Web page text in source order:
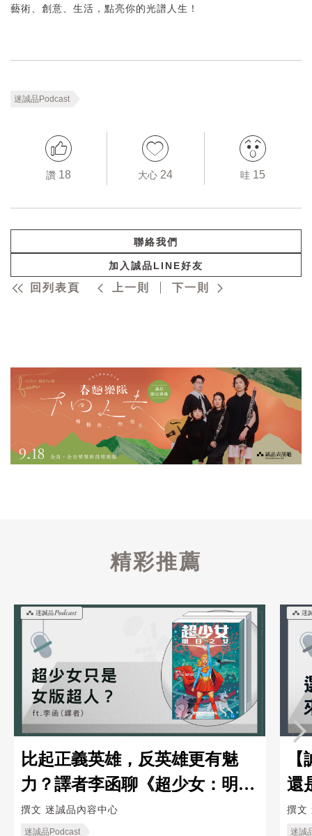
藝術、創意、生活，點亮你的光譜人生！
迷誠品Podcast
讚 18 大心 24 哇 15
聯絡我們
加入誠品LINE好友
回列表頁 上一則 下一則
精彩推薦
比起正義英雄，反英雄更有魅
力？譯者李函聊《超少女：明日
之女》｜迷誠品Podcast
撰文 迷誠品內容中心
迷誠品Podcast
還
「
撰文
迷誠